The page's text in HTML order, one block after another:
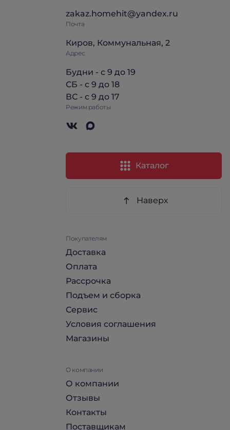
zakaz.homehit@yandex.ru
Почта
Киров, Коммунальная, 2
Адрес
Будни - с 9 до 19
СБ - с 9 до 18
ВС - с 9 до 17
Режим работы
Каталог
Наверх
Покупателям
Доставка
Оплата
Рассрочка
Подъем и сборка
Сервис
Условия соглашения
Магазины
О компании
О компании
Отзывы
Контакты
Поставщикам